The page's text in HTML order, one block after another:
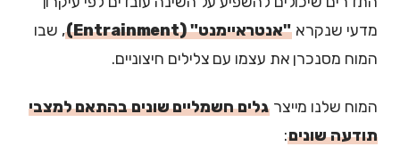
מדעי שנקרא "אנטראיימנט" (Entrainment)
, שבו
המוח מסנכרן את עצמו עם צלילים חיצוניים.
המוח שלנו מייצרגלים חשמליים שונים בהתאם למצבי
תודעה שונים: